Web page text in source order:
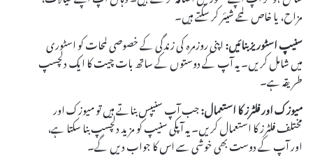
مزاح، یا خاص لمحے شیئر کر سکتے ہیں۔
سنیپ اسٹوریز بنائیں:اپنی روزمرہ کی زندگی کے خصوصی لمحات کو اسٹوری
میں شامل کریں۔ یہ آپ کے دوستوں کے ساتھ بات چیت کا ایک دلچسپ
طریقہ ہے۔
میوزک اور فلٹرز کا استعمال:جب آپ سنیپس بناتے ہیں تو میوزک اور
مختلف فلٹرز کا استعمال کریں۔ یہ آپکی سنیپ کو مزید دلچسپ بنا سکتا ہے،
اور آپ کے دوست بھی خوشی سے اس کا جواب دیں گے۔